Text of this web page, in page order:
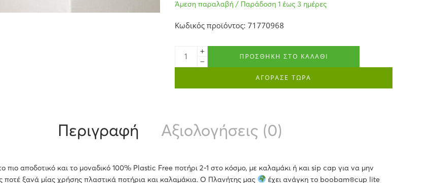
Άμεση παραλαβή / Παράδοση 1 έως 3 ημέρες
Κωδικός προϊόντος: 71770968
ΠΡΟΣΘΉΚΗ ΣΤΟ ΚΑΛΆΘΙ
ΑΓΟΡΑΣΕ ΤΩΡΑ
Περιγραφή Αξιολογήσεις (0)
πιο αποδοτικό και το μοναδικό 100% Plastic Free ποτήρι 2-1 στο κόσμο, με καλαμάκι ή και sip cap για να μην
ποτέ ξανά μίας χρήσης πλαστικά ποτήρια και καλαμάκια. Ο Πλανήτης μας
έχει ανάγκη το boobam®cup lite